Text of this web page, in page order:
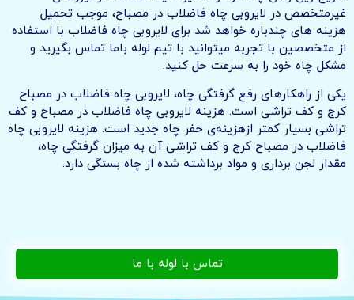
غیرمتخصص در لایروبی چاه فاضلاب در مصباح، موجب تحمیل
هزینه های چندباره خواهد شد برای لایروبی چاه فاضلاب با استفاده
از متخصصین با تجربه میتوانید با تیم لوله باما تماس بگیرید و
مشکل چاه خود را به سرعت حل کنید.
یکی از راهکارهای رفع گرفتگی چاه، لایروبی چاه فاضلاب در مصباح
کرج و کف تراشی است. هزینه لایروبی چاه فاضلاب در مصباح و کف
تراشی بسیار کمتر ازهزینه‌ی حفر چاه جدید است. هزینه لایروبی چاه
فاضلاب در مصباح کرج و کف تراشی آن به میزان گرفتگی چاه،
مقدار لجن برداری و مواد برداشته شده از چاه بستگی دارد.
تماس با لوله با ما